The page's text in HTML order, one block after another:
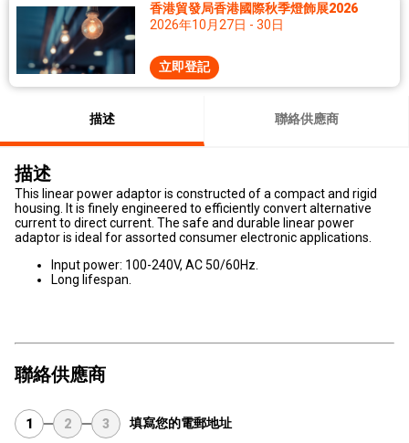
香港貿發局香港國際秋季燈飾展2026
2026年10月27日 - 30日
立即登記
描述 聯絡供應商
描述
This linear power adaptor is constructed of a compact and rigid
housing. It is finely engineered to efficiently convert alternative
current to direct current. The safe and durable linear power
adaptor is ideal for assorted consumer electronic applications.
Input power: 100-240V, AC 50/60Hz.
Long lifespan.
聯絡供應商
1 2 3 填寫您的電郵地址